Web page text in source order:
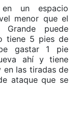
un espacio
menor que el
puede
tiene 5 pies de
gastar 1 pie
ahí y tiene
en las tiradas de
ataque que se